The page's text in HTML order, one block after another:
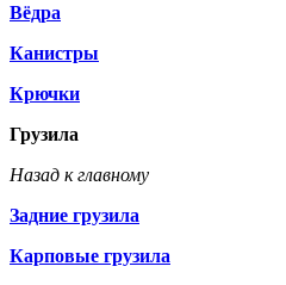
Вёдра
Канистры
Крючки
Грузила
Назад к главному
Задние грузила
Карповые грузила